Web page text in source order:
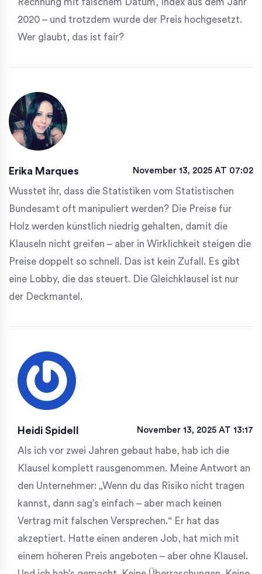
Rechnung mit falschem Datum, Index aus dem Jahr
2020 – und trotzdem wurde der Preis hochgesetzt.
Wer glaubt, das ist fair?
Erika Marques November 13, 2025 AT 07:02
Wusstet ihr, dass die Statistiken vom Statistischen
Bundesamt oft manipuliert werden? Die Preise für
Holz werden künstlich niedrig gehalten, damit die
Klauseln nicht greifen – aber in Wirklichkeit steigen die
Preise doppelt so schnell. Das ist kein Zufall. Es gibt
eine Lobby, die das steuert. Die Gleichklausel ist nur
der Deckmantel.
Heidi Spidell November 13, 2025 AT 13:17
Als ich vor zwei Jahren gebaut habe, hab ich die
Klausel komplett rausgenommen. Meine Antwort an
den Unternehmer: „Wenn du das Risiko nicht tragen
kannst, dann sag’s einfach – aber mach keinen
Vertrag mit falschen Versprechen.“ Er hat das
akzeptiert. Hatte einen anderen Job, hat mich mit
einem höheren Preis angeboten – aber ohne Klausel.